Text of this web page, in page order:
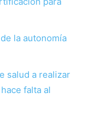
la autonomía
salud a realizar
falta al